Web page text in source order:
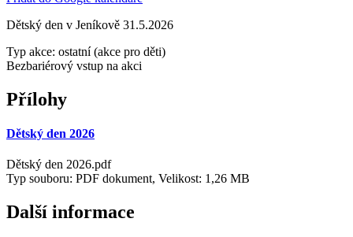
Dětský den v Jeníkově 31.5.2026
Typ akce: ostatní (akce pro děti)
Bezbariérový vstup na akci
Přílohy
Dětský den 2026
Dětský den 2026.pdf
Typ souboru: PDF dokument, Velikost: 1,26 MB
Další informace